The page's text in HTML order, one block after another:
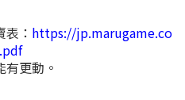
： https://jp.marugame.co
更動。